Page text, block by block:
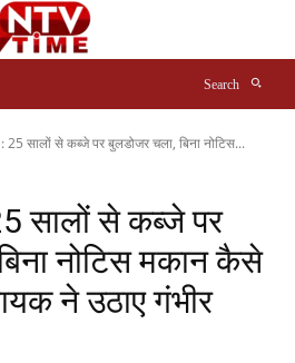
Search
25 सालों से कब्जे पर बुलडोजर चला, बिना नोटिस...
सालों से कब्जे पर
नोटिस मकान कैसे
ने उठाए गंभीर